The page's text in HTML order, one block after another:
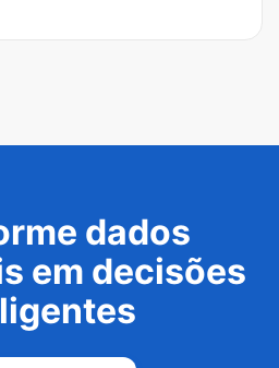
dados
em decisões